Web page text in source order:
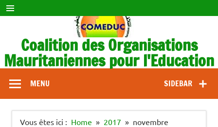
Skip
to
content
Coalition des Organisations
Mauritaniennes pour l'Education
SIDEBAR
MENU
Vous êtes ici : Home 2017 novembre